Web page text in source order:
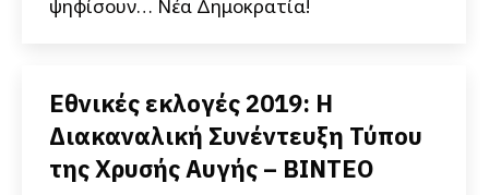
ψηφίσουν… Νέα Δημοκρατία!
Εθνικές εκλογές 2019: Η
Διακαναλική Συνέντευξη Τύπου
της Χρυσής Αυγής – ΒΙΝΤΕΟ